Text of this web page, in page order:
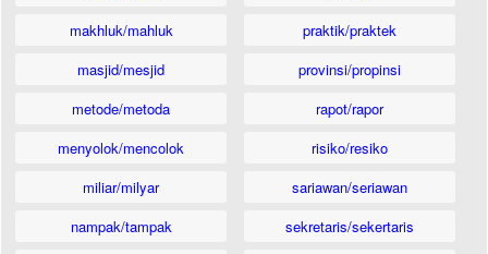
makhluk/mahluk
masjid/mesjid
metode/metoda
menyolok/mencolok
miliar/milyar
nampak/tampak
praktik/praktek
provinsi/propinsi
rapot/rapor
risiko/resiko
sariawan/seriawan
sekretaris/sekertaris